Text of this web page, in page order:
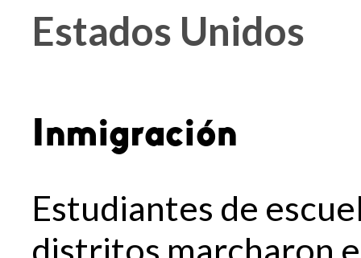
Estados Unidos
Inmigración
Estudiantes de
distritos marcharon